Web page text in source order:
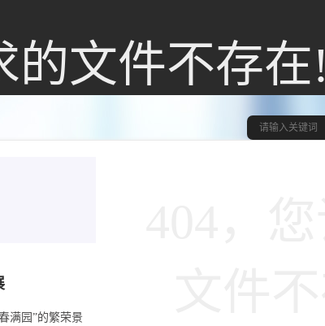
的文件不存在!
满园”的繁荣景